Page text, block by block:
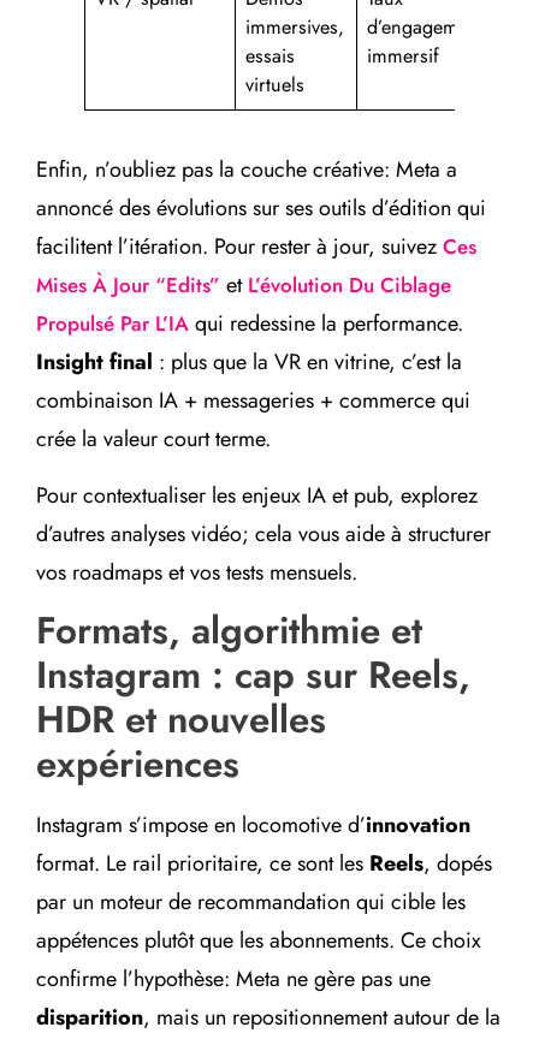
immersives,
essais
virtuels
d’engagement
immersif
Enfin, n’oubliez pas la couche créative: Meta a
annoncé des évolutions sur ses outils d’édition qui
facilitent l’itération. Pour rester à jour, suivez Ces
Mises À Jour “edits” et L’évolution Du Ciblage
Propulsé Par L’IA qui redessine la performance.
Insight final : plus que la VR en vitrine, c’est la
combinaison IA + messageries + commerce qui
crée la valeur court terme.
Pour contextualiser les enjeux IA et pub, explorez
d’autres analyses vidéo; cela vous aide à structurer
vos roadmaps et vos tests mensuels.
Formats, algorithmie et
Instagram : cap sur Reels,
HDR et nouvelles
expériences
Instagram s’impose en locomotive d’innovation
format. Le rail prioritaire, ce sont les Reels, dopés
par un moteur de recommandation qui cible les
appétences plutôt que les abonnements. Ce choix
confirme l’hypothèse: Meta ne gère pas une
disparition, mais un repositionnement autour de la